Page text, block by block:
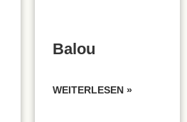
Balou
WEITERLESEN »